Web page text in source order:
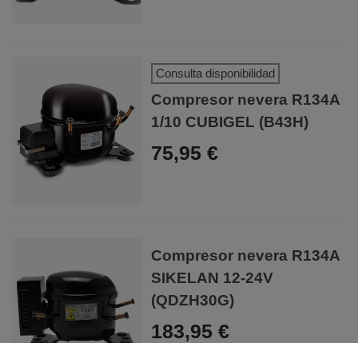
Consulta disponibilidad
Compresor nevera R134A
1/10 CUBIGEL (B43H)
75,95 €
Compresor nevera R134A
SIKELAN 12-24V
(QDZH30G)
183,95 €